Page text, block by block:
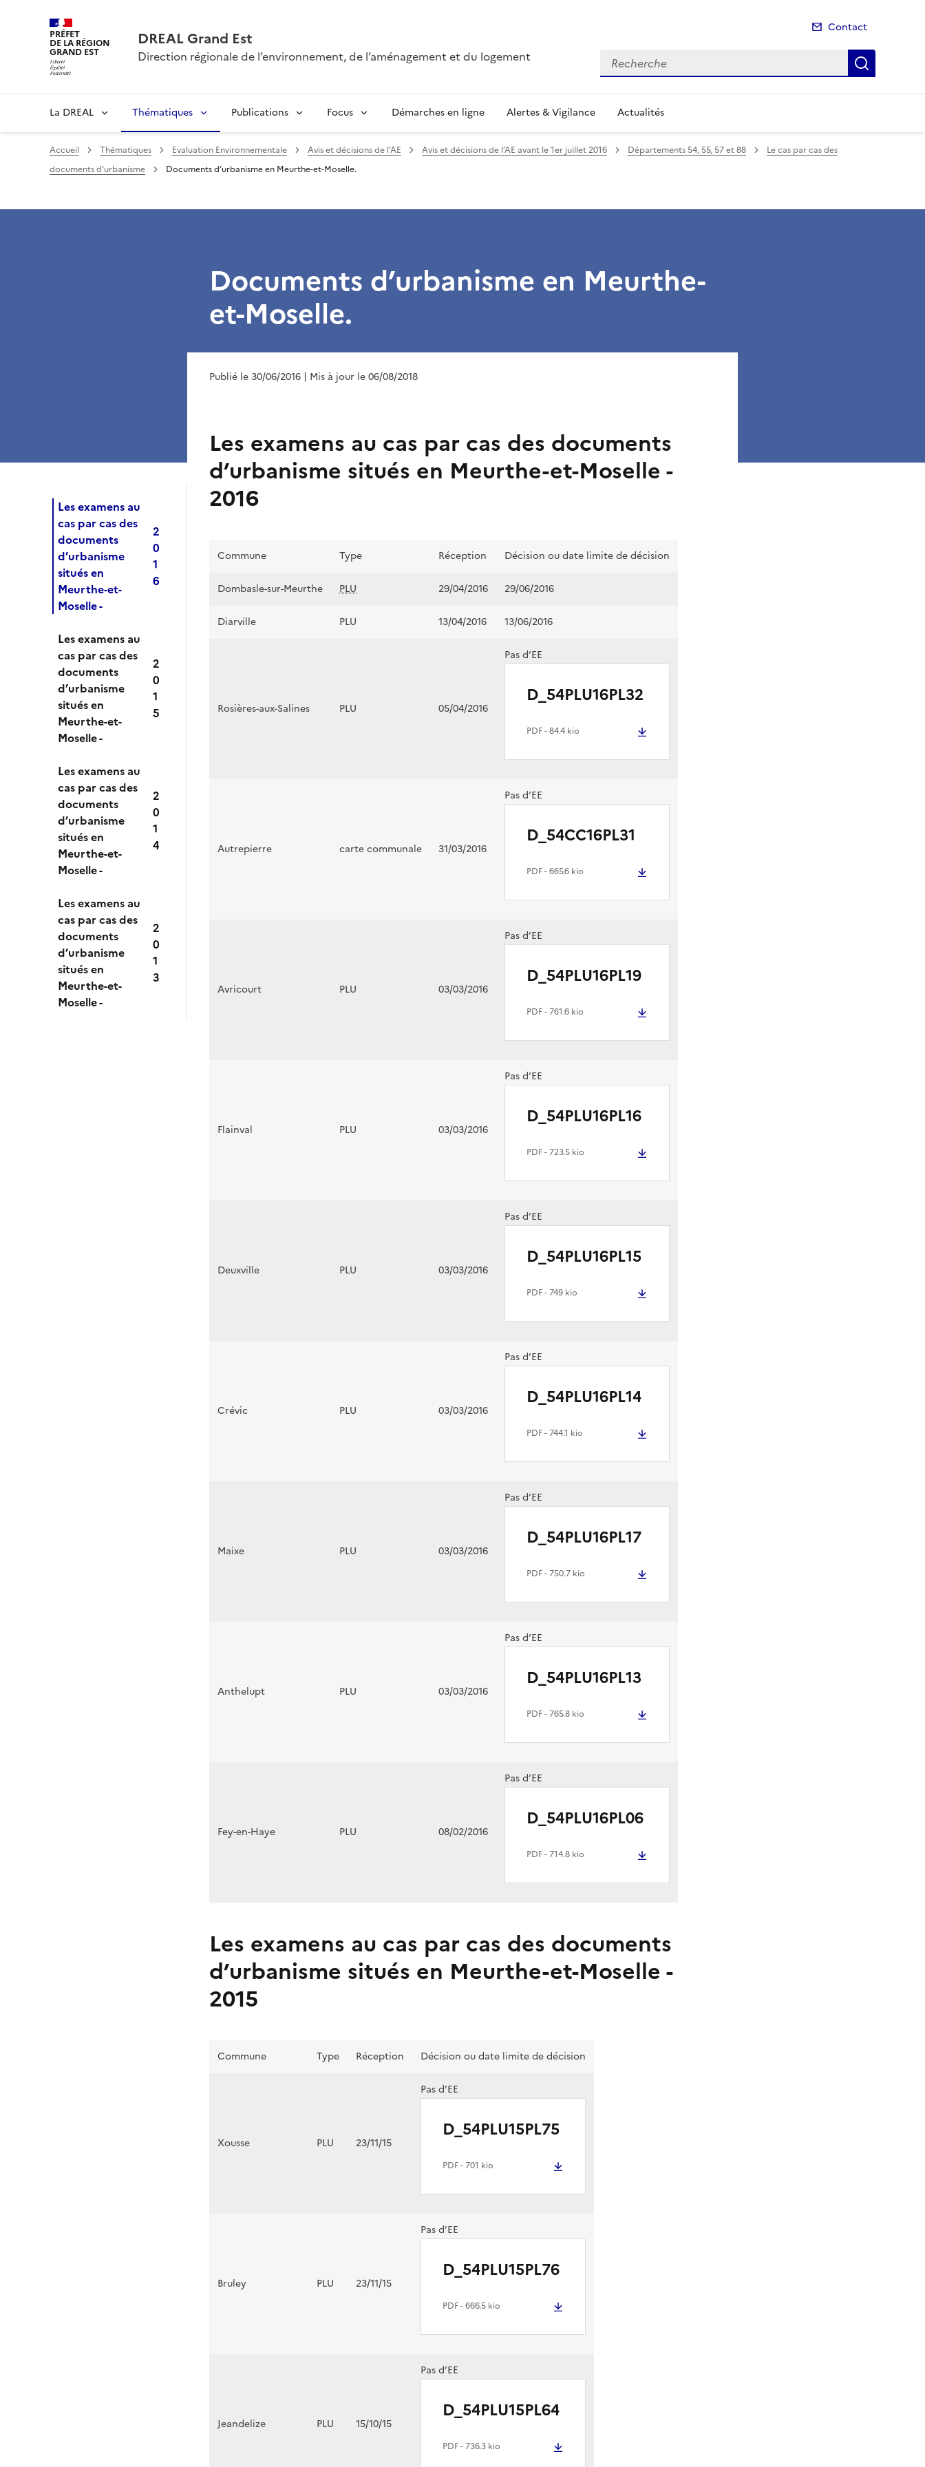
PRÉFET
DE LA RÉGION
GRAND EST
DREAL Grand Est
Direction régionale de l’environnement, de l’aménagement et du logement
Contact
Recherche
La DREAL Thématiques Publications Focus Démarches en ligne Alertes & Vigilance Actualités
Accueil Thématiques Evaluation Environnementale Avis et décisions de l’AE Avis et décisions de l’AE avant le 1er juillet 2016 Départements 54, 55, 57 et 88
Le cas par cas des
documents d’urbanisme
Documents d’urbanisme en Meurthe-et-Moselle.
Les examens au
cas par cas des
documents
d’urbanisme
situés en
Meurthe-et-
Moselle -
2
0
1
6
Les examens au
cas par cas des
documents
d’urbanisme
situés en
Meurthe-et-
Moselle -
2
0
1
5
Les examens au
cas par cas des
documents
d’urbanisme
situés en
Meurthe-et-
Moselle -
2
0
1
4
Les examens au
cas par cas des
documents
d’urbanisme
situés en
Meurthe-et-
Moselle -
2
0
1
3
Documents d’urbanisme en Meurthe-
et-Moselle.
Publié le 30/06/2016 | Mis à jour le 06/08/2018
Les examens au cas par cas des documents
d’urbanisme situés en Meurthe-et-Moselle -
2016
Commune Type Réception Décision ou date limite de décision
Dombasle-sur-Meurthe PLU 29/04/2016 29/06/2016
Diarville PLU 13/04/2016 13/06/2016
Rosières-aux-Salines PLU 05/04/2016
Pas d’EE
D_54PLU16PL32
PDF- 84.4 kio
Autrepierre carte communale 31/03/2016
Pas d’EE
D_54CC16PL31
PDF- 665.6 kio
Avricourt PLU 03/03/2016
Pas d’EE
D_54PLU16PL19
PDF- 761.6 kio
Flainval PLU 03/03/2016
Pas d’EE
D_54PLU16PL16
PDF- 723.5 kio
Deuxville PLU 03/03/2016
Pas d’EE
D_54PLU16PL15
PDF- 749 kio
Crévic PLU 03/03/2016
Pas d’EE
D_54PLU16PL14
PDF- 744.1 kio
Maixe PLU 03/03/2016
Pas d’EE
D_54PLU16PL17
PDF- 750.7 kio
Anthelupt PLU 03/03/2016
Pas d’EE
D_54PLU16PL13
PDF- 765.8 kio
Fey-en-Haye PLU 08/02/2016
Pas d’EE
D_54PLU16PL06
PDF- 714.8 kio
Les examens au cas par cas des documents
d’urbanisme situés en Meurthe-et-Moselle -
2015
Commune Type Réception Décision ou date limite de décision
Xousse PLU 23/11/15
Pas d’EE
D_54PLU15PL75
PDF- 701 kio
Bruley PLU 23/11/15
Pas d’EE
D_54PLU15PL76
PDF- 666.5 kio
Jeandelize PLU 15/10/15
Pas d’EE
D_54PLU15PL64
PDF- 736.3 kio